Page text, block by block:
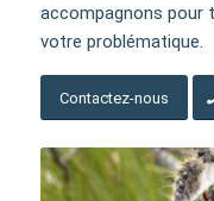
accompagnons pour
votre problématique.
Contactez-nous